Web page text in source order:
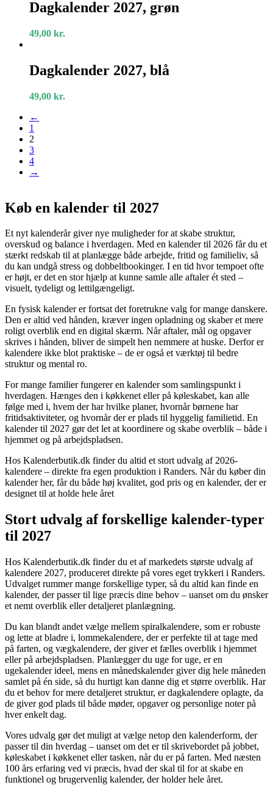
2027,
grøn
Dagkalender 2027, grøn
49,00 kr.
2027,
blå
Dagkalender 2027, blå
49,00 kr.
←
1
2
3
4
→
Køb en kalender til 2027
Et nyt kalenderår giver nye muligheder for at skabe struktur,
overskud og balance i hverdagen. Med en kalender til 2026 får du et
stærkt redskab til at planlægge både arbejde, fritid og familieliv, så
du kan undgå stress og dobbeltbookinger. I en tid hvor tempoet ofte
er højt, er det en stor hjælp at kunne samle alle aftaler ét sted –
visuelt, tydeligt og lettilgængeligt.
En fysisk kalender er fortsat det foretrukne valg for mange danskere.
Den er altid ved hånden, kræver ingen opladning og skaber et mere
roligt overblik end en digital skærm. Når aftaler, mål og opgaver
skrives i hånden, bliver de simpelt hen nemmere at huske. Derfor er
kalendere ikke blot praktiske – de er også et værktøj til bedre
struktur og mental ro.
For mange familier fungerer en kalender som samlingspunkt i
hverdagen. Hænges den i køkkenet eller på køleskabet, kan alle
følge med i, hvem der har hvilke planer, hvornår børnene har
fritidsaktiviteter, og hvornår der er plads til hyggelig familietid. En
kalender til 2027 gør det let at koordinere og skabe overblik – både i
hjemmet og på arbejdspladsen.
Hos Kalenderbutik.dk finder du altid et stort udvalg af 2026-
kalendere – direkte fra egen produktion i Randers. Når du køber din
kalender her, får du både høj kvalitet, god pris og en kalender, der er
designet til at holde hele året
Stort udvalg af forskellige kalender-typer
til 2027
Hos Kalenderbutik.dk finder du et af markedets største udvalg af
kalendere 2027, produceret direkte på vores eget trykkeri i Randers.
Udvalget rummer mange forskellige typer, så du altid kan finde en
kalender, der passer til lige præcis dine behov – uanset om du ønsker
et nemt overblik eller detaljeret planlægning.
Du kan blandt andet vælge mellem spiralkalendere, som er robuste
og lette at bladre i, lommekalendere, der er perfekte til at tage med
på farten, og vægkalendere, der giver et fælles overblik i hjemmet
eller på arbejdspladsen. Planlægger du uge for uge, er en
ugekalender ideel, mens en månedskalender giver dig hele måneden
samlet på én side, så du hurtigt kan danne dig et større overblik. Har
du et behov for mere detaljeret struktur, er dagkalendere oplagte, da
de giver god plads til både møder, opgaver og personlige noter på
hver enkelt dag.
Vores udvalg gør det muligt at vælge netop den kalenderform, der
passer til din hverdag – uanset om det er til skrivebordet på jobbet,
køleskabet i køkkenet eller tasken, når du er på farten. Med næsten
100 års erfaring ved vi præcis, hvad der skal til for at skabe en
funktionel og brugervenlig kalender, der holder hele året.